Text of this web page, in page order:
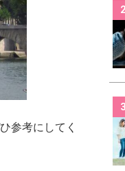
参考にしてく